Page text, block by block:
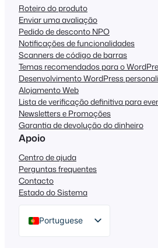
Roteiro do produto
Enviar uma avaliação
Pedido de desconto NPO
Notificações de funcionalidades
Scanners de código de barras
Temas recomendados para o
Desenvolvimento WordPress
Alojamento Web
Lista de verificação definitiva para
Newsletters e Promoções
Garantia de devolução do dinheiro
Apoio
Centro de ajuda
Perguntas frequentes
Contacto
Estado do Sistema
Portuguese